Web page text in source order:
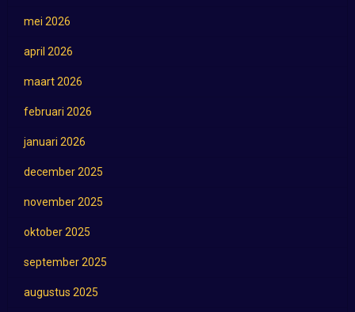
mei 2026
april 2026
maart 2026
februari 2026
januari 2026
december 2025
november 2025
oktober 2025
september 2025
augustus 2025